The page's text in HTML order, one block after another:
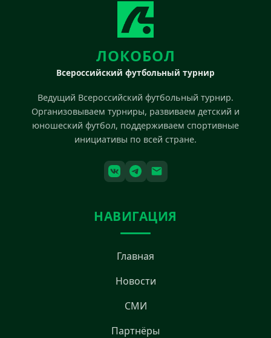
ЛОКОБОЛ
Всероссийский футбольный турнир
Ведущий Всероссийский футбольный турнир.
Организовываем турниры, развиваем детский и
юношеский футбол, поддерживаем спортивные
инициативы по всей стране.
НАВИГАЦИЯ
Главная
Новости
СМИ
Партнёры